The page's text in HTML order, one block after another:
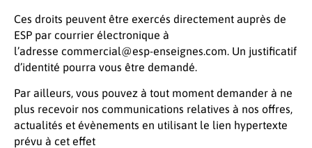
Ces droits peuvent être exercés directement auprès de
ESP par courrier électronique à
l’adresse commercial@esp-enseignes.com. Un justificatif
d’identité pourra vous être demandé.
Par ailleurs, vous pouvez à tout moment demander à ne
plus recevoir nos communications relatives à nos offres,
actualités et évènements en utilisant le lien hypertexte
prévu à cet effet